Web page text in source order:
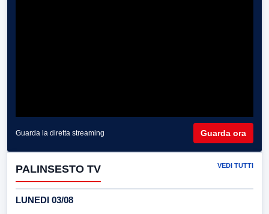
Guarda la diretta streaming Guarda ora
PALINSESTO TV VEDI TUTTI
LUNEDI 03/08